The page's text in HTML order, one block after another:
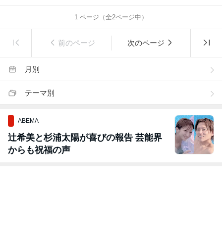
1 ページ（全2ページ中）
前のページ 次のページ
月別
テーマ別
ABEMA
辻希美と杉浦太陽が喜びの報告 芸能界
からも祝福の声